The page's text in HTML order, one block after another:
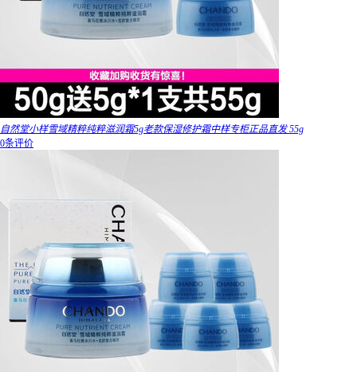
自然堂小样雪域精粹纯粹滋润霜5g老款保湿修护霜中样专柜正品直发 55g
0条评价